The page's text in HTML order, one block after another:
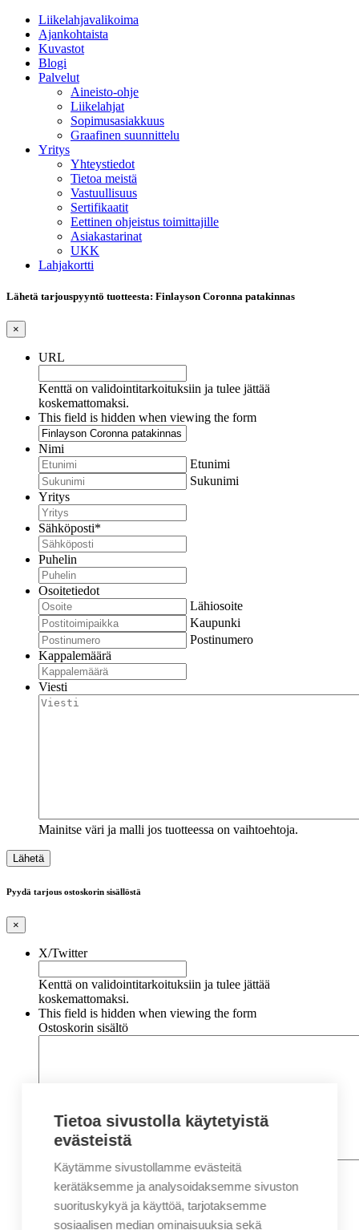
Liikelahjavalikoima
Ajankohtaista
Kuvastot
Blogi
Palvelut
Aineisto-ohje
Liikelahjat
Sopimusasiakkuus
Graafinen suunnittelu
Yritys
Yhteystiedot
Tietoa meistä
Vastuullisuus
Sertifikaatit
Eettinen ohjeistus toimittajille
Asiakastarinat
UKK
Lahjakortti
Lähetä tarjouspyyntö tuotteesta: Finlayson Coronna patakinnas
×
URL
Kenttä on validointitarkoituksiin ja tulee jättää
koskemattomaksi.
This field is hidden when viewing the form
Nimi
Etunimi
Sukunimi
Yritys
Sähköposti*
Puhelin
Osoitetiedot
Lähiosoite
Kaupunki
Postinumero
Kappalemäärä
Viesti
Mainitse väri ja malli jos tuotteessa on vaihtoehtoja.
Pyydä tarjous ostoskorin sisällöstä
×
X/Twitter
Kenttä on validointitarkoituksiin ja tulee jättää
koskemattomaksi.
This field is hidden when viewing the form
Ostoskorin sisältö
Nimi*
Etunimi
Sukunimi
Tietoa sivustolla käytetyistä
evästeistä
Käytämme sivustollamme evästeitä
kerätäksemme ja analysoidaksemme sivuston
suorituskykyä ja käyttöä, tarjotaksemme
sosiaalisen median ominaisuuksia sekä